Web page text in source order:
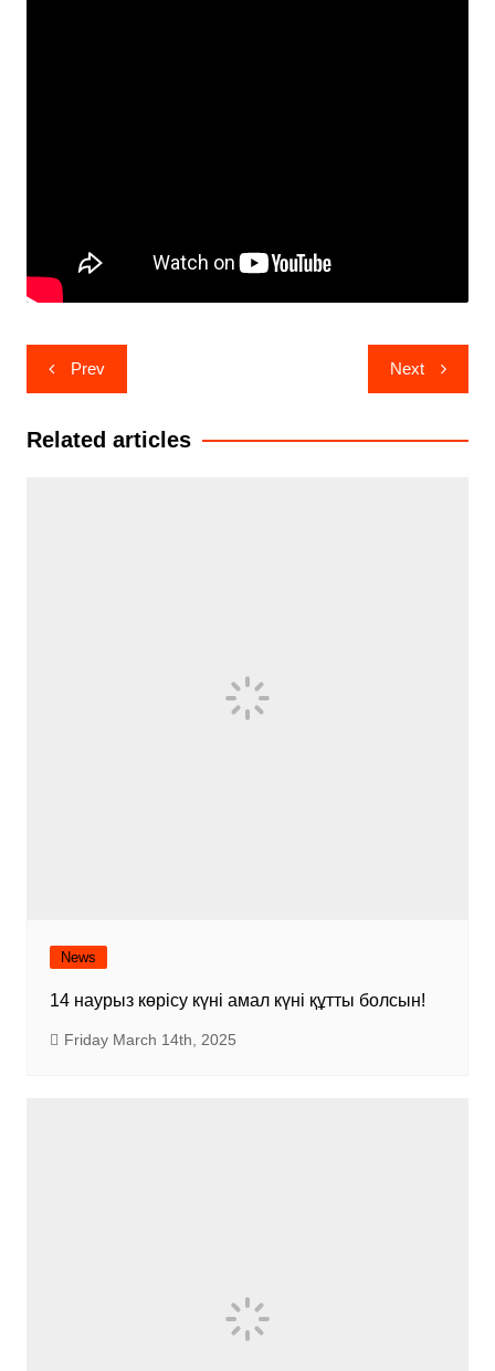
Post
navigation
Prev Next
Related articles
News
14 наурыз көрісу күні амал күні құтты болсын!
Friday March 14th, 2025